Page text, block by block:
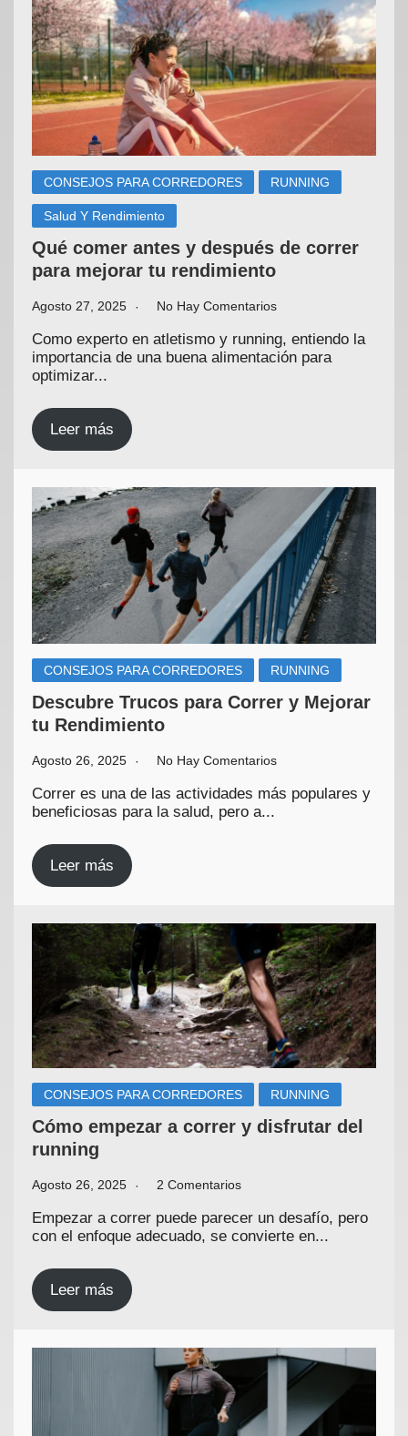
CONSEJOS PARA CORREDORES RUNNING
Salud Y Rendimiento
Qué comer antes y después de correr
para mejorar tu rendimiento
Agosto 27, 2025 No Hay Comentarios
Como experto en atletismo y running, entiendo la
importancia de una buena alimentación para
optimizar...
Leer más
CONSEJOS PARA CORREDORES RUNNING
Descubre Trucos para Correr y Mejorar
tu Rendimiento
Agosto 26, 2025 No Hay Comentarios
Correr es una de las actividades más populares y
beneficiosas para la salud, pero a...
Leer más
CONSEJOS PARA CORREDORES RUNNING
Cómo empezar a correr y disfrutar del
running
Agosto 26, 2025 2 Comentarios
Empezar a correr puede parecer un desafío, pero
con el enfoque adecuado, se convierte en...
Leer más